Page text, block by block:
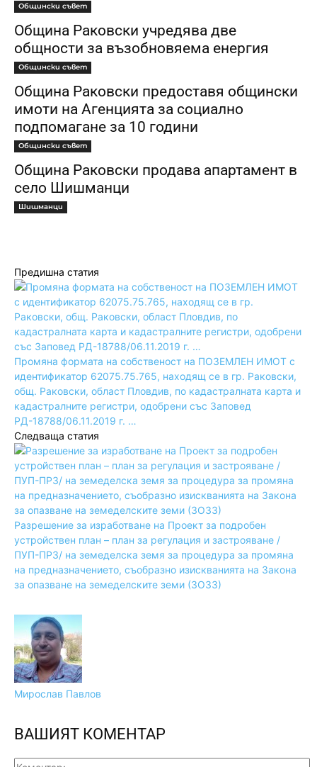
Общински съвет
Община Раковски учредява две
общности за възобновяема енергия
Общински съвет
Община Раковски предоставя общински
имоти на Агенцията за социално
подпомагане за 10 години
Общински съвет
Община Раковски продава апартамент в
село Шишманци
Шишманци
Предишна статия
Промяна формата на собственост на ПОЗЕМЛЕН ИМОТ с
идентификатор 62075.75.765, находящ се в гр. Раковски,
общ. Раковски, област Пловдив, по кадастралната карта и
кадастралните регистри, одобрени със Заповед
РД-18788/06.11.2019 г. …
Следваща статия
Разрешение за изработване на Проект за подробен
устройствен план – план за регулация и застрояване /
ПУП-ПРЗ/ на земеделска земя за процедура за промяна
на предназначението, съобразно изискванията на Закона
за опазване на земеделските земи (ЗОЗЗ)
Мирослав Павлов
ВАШИЯТ КОМЕНТАР